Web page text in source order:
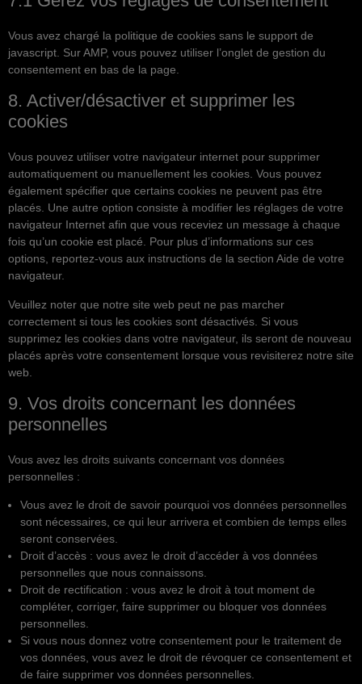
Vous avez chargé la politique de cookies sans le support de
javascript. Sur AMP, vous pouvez utiliser l’onglet de gestion du
consentement en bas de la page.
8. Activer/désactiver et supprimer les
cookies
Vous pouvez utiliser votre navigateur internet pour supprimer
automatiquement ou manuellement les cookies. Vous pouvez
également spécifier que certains cookies ne peuvent pas être
placés. Une autre option consiste à modifier les réglages de votre
navigateur Internet afin que vous receviez un message à chaque
fois qu’un cookie est placé. Pour plus d’informations sur ces
options, reportez-vous aux instructions de la section Aide de votre
navigateur.
Veuillez noter que notre site web peut ne pas marcher
correctement si tous les cookies sont désactivés. Si vous
supprimez les cookies dans votre navigateur, ils seront de nouveau
placés après votre consentement lorsque vous revisiterez notre site
web.
9. Vos droits concernant les données
personnelles
Vous avez les droits suivants concernant vos données
personnelles :
Vous avez le droit de savoir pourquoi vos données personnelles
sont nécessaires, ce qui leur arrivera et combien de temps elles
seront conservées.
Droit d’accès : vous avez le droit d’accéder à vos données
personnelles que nous connaissons.
Droit de rectification : vous avez le droit à tout moment de
compléter, corriger, faire supprimer ou bloquer vos données
personnelles.
Si vous nous donnez votre consentement pour le traitement de
vos données, vous avez le droit de révoquer ce consentement et
de faire supprimer vos données personnelles.